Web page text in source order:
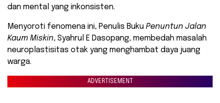
dan mental yang inkonsisten.
Menyoroti fenomena ini, Penulis Buku Penuntun Jalan
Kaum Miskin, Syahrul E Dasopang, membedah masalah
neuroplastisitas otak yang menghambat daya juang
warga.
ADVERTISEMENT